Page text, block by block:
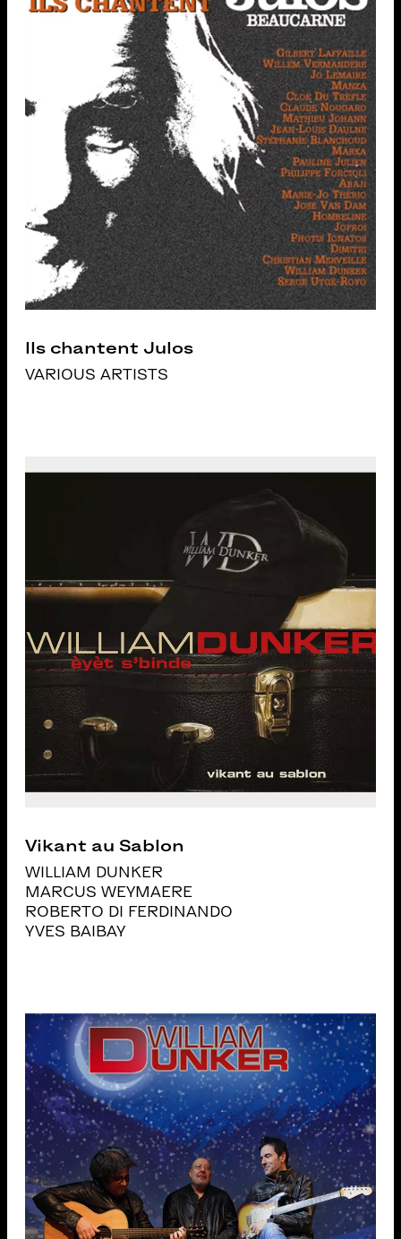
Ils chantent Julos
VARIOUS ARTISTS
Vikant au Sablon
WILLIAM DUNKER
MARCUS WEYMAERE
ROBERTO DI FERDINANDO
YVES BAIBAY